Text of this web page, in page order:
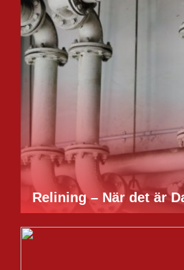
Relining – När det är